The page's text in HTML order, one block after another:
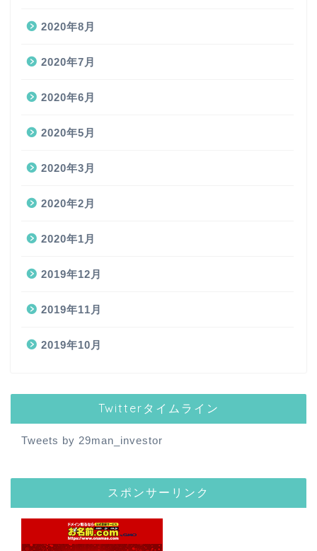
2020年8月
2020年7月
2020年6月
2020年5月
2020年3月
2020年2月
2020年1月
2019年12月
2019年11月
2019年10月
Twitterタイムライン
Tweets by 29man_investor
スポンサーリンク